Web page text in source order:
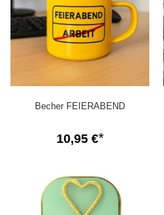
Becher FEIERABEND
10,95 €